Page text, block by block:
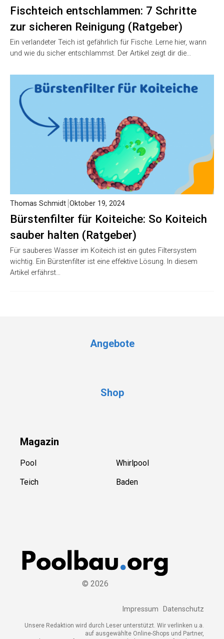
Fischteich entschlammen: 7 Schritte
zur sicheren Reinigung (Ratgeber)
Ein verlandeter Teich ist gefährlich für Fische. Lerne hier, wann
und wie du sicher entschlammst. Der Artikel zeigt dir die…
Bürstenfilter für Koiteiche: So Koiteich
sauber halten (Ratgeber)
Thomas Schmidt Oktober 19, 2024
Für sauberes Wasser im Koiteich ist ein gutes Filtersystem
wichtig. Ein Bürstenfilter ist eine effektive Lösung. In diesem
Artikel erfährst…
Angebote
Shop
Magazin
Pool
Teich
Whirlpool
Baden
© 2026
Impressum Datenschutz
Unsere Redaktion wird durch Leser unterstützt. Wir verlinken u.a.
auf ausgewählte Online-Shops und Partner,